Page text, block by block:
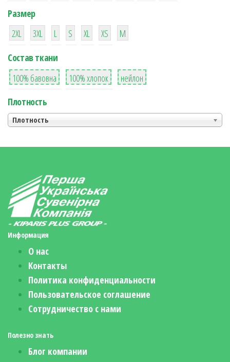
Размер
38
2XL
16
3XL
42
L
42
S
42
XL XS
М
Состав ткани
8
100% бавовна
36
100% хлопок
2
нейлон
Плотность
Плотность
Информация
О нас
Контакты
Политика конфиденциальности
Пользовательское соглашение
Сотрудничество с нами
Полезно знать
Блог компании